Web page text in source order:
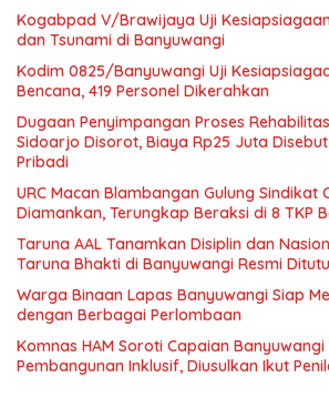
Kogabpad V/Brawijaya Uji
dan Tsunami di Banyuwangi
Kodim 0825/Banyuwangi Uji
Bencana, 419 Personel Dikerahkan
Dugaan Penyimpangan Proses
Sidoarjo Disorot, Biaya Rp25 Juta
Pribadi
URC Macan Blambangan Gulung Sindikat
Diamankan, Terungkap Beraksi di 8 TKP
Taruna AAL Tanamkan Disiplin dan
Taruna Bhakti di Banyuwangi Resmi
Warga Binaan Lapas Banyuwangi Siap
dengan Berbagai Perlombaan
Komnas HAM Soroti Capaian
Pembangunan Inklusif, Diusulkan Ikut